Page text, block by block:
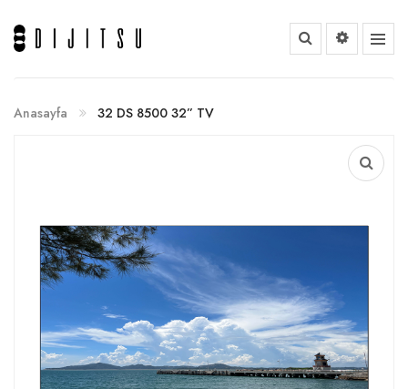
Anasayfa 32 DS 8500 32” TV